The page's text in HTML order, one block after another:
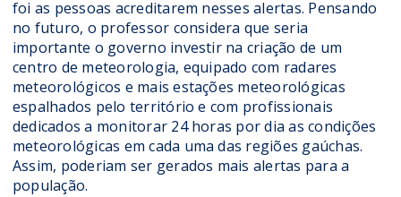
foi as pessoas acreditarem nesses alertas. Pensando
no futuro, o professor considera que seria
importante o governo investir na criação de um
centro de meteorologia, equipado com radares
meteorológicos e mais estações meteorológicas
espalhados pelo território e com profissionais
dedicados a monitorar 24 horas por dia as condições
meteorológicas em cada uma das regiões gaúchas.
Assim, poderiam ser gerados mais alertas para a
população.